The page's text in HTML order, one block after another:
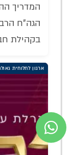
המדריך
הגה"ח
בקהילת
ארגון לחלוחית